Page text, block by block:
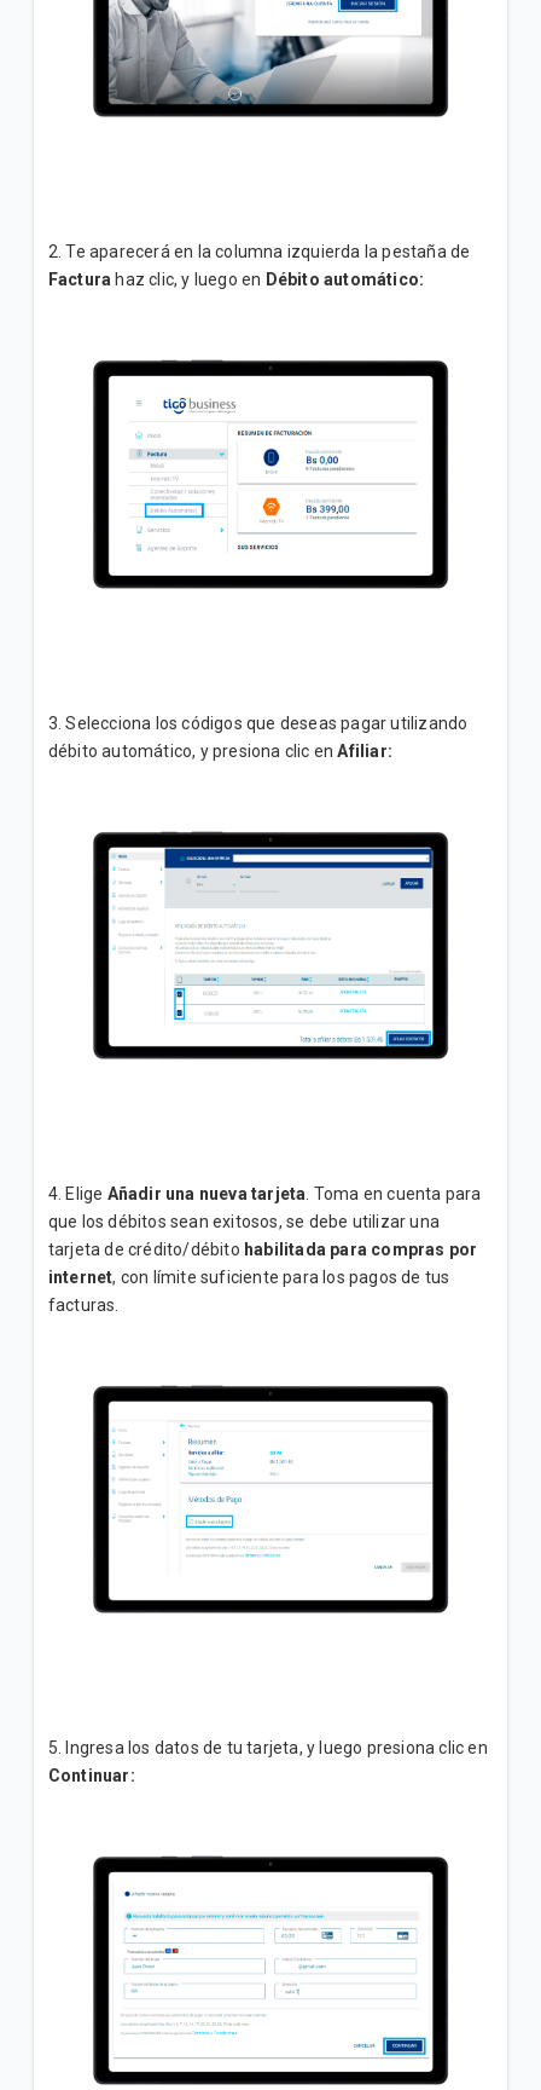
VER MÁS
2. Te aparecerá en la columna izquierda la pestaña de
Factura haz clic, y luego en Débito automático:
3. Selecciona los códigos que deseas pagar utilizando
débito automático, y presiona clic enAfiliar:
4. Elige Añadir una nueva tarjeta . Toma en cuenta para
que los débitos sean exitosos, se debe utilizar una
tarjeta de crédito/débito habilitada para compras por
internet, con límite suficiente para los pagos de tus
facturas.
5. Ingresa los datos de tu tarjeta, y luego presiona clic en
Continuar: